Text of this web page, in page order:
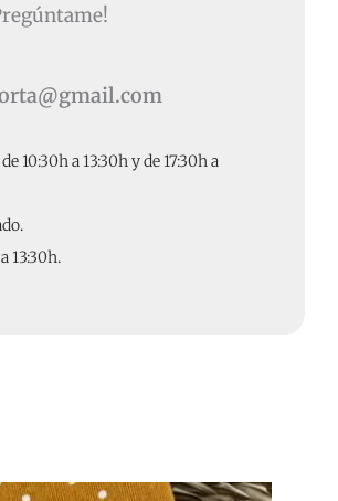
10:30h a 13:30h y de 17:30h a
13:30h.